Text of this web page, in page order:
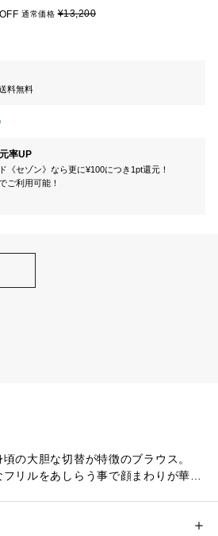
通常価格¥13,200
料無料
率UP
《セゾン》なら更に¥100につき1pt還元！
ご利用可能！
の大胆な切替が特徴のブラウス。
リルをあしらう事で顔まわりが華や